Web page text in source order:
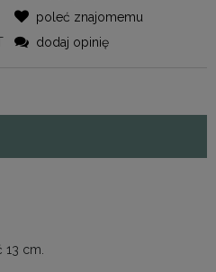
poleć znajomemu
dodaj opinię
cm.